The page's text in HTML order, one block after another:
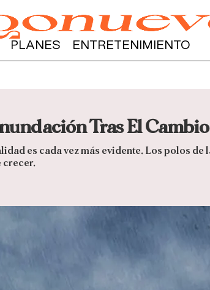
PLANES ENTRETENIMIENTO
Tras El
es cada vez más evidente. Los polos de
crecer.